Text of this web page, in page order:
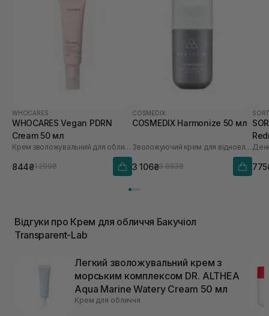
WHOCARES
WHOCARES Vegan PDRN
Cream 50 мл
Крем зволожувальний для обличчя із веганськими полінуклеотидами
844₴1 299₴
COSMEDIX
COSMEDIX Harmonize 50 мл
Зволожуючий крем для відновлення мікробіома
3 106₴3 883₴
30
Відгуки про Крем для обличчя Бакучіол
Transparent-Lab
Легкий зволожувальний крем з
морським комплексом DR. ALTHEA
Aqua Marine Watery Cream 50 мл
Крем для обличчя